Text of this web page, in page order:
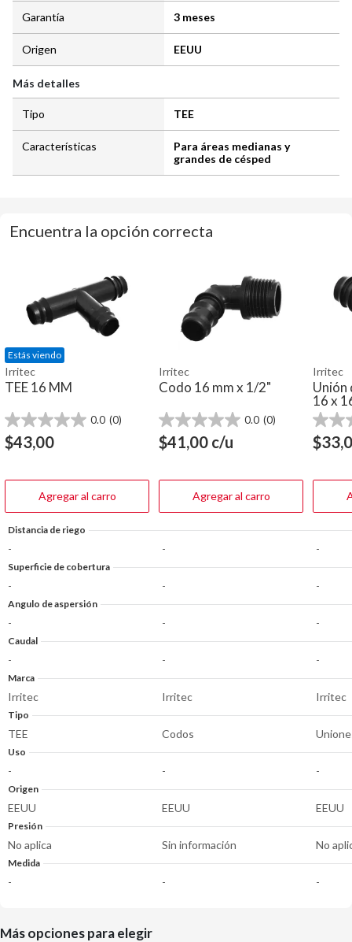
Garantía 3 meses
Origen EEUU
Más detalles
Tipo TEE
Características
Para áreas medianas y
grandes de césped
Encuentra la opción correcta
Estás viendo
Irritec
TEE 16 MM
0.0 (0)
0.0
de
5
$43,00
Agregar al carro
Irritec
Codo 16 mm x 1/2"
0.0 (0)
0.0
de
5
$41,00 c/u
Agregar al carro
Irritec
Unión
16 x
0.0
de
5
$
Distancia de riego
- - -
Superficie de cobertura
- - -
Angulo de aspersión
- - -
Caudal
- - -
Marca
Irritec Irritec Irritec
Tipo
TEE Codos
Uso
- - -
Origen
EEUU EEUU EEUU
Presión
No aplica Sin información No
Medida
- - -
Más opciones para elegir